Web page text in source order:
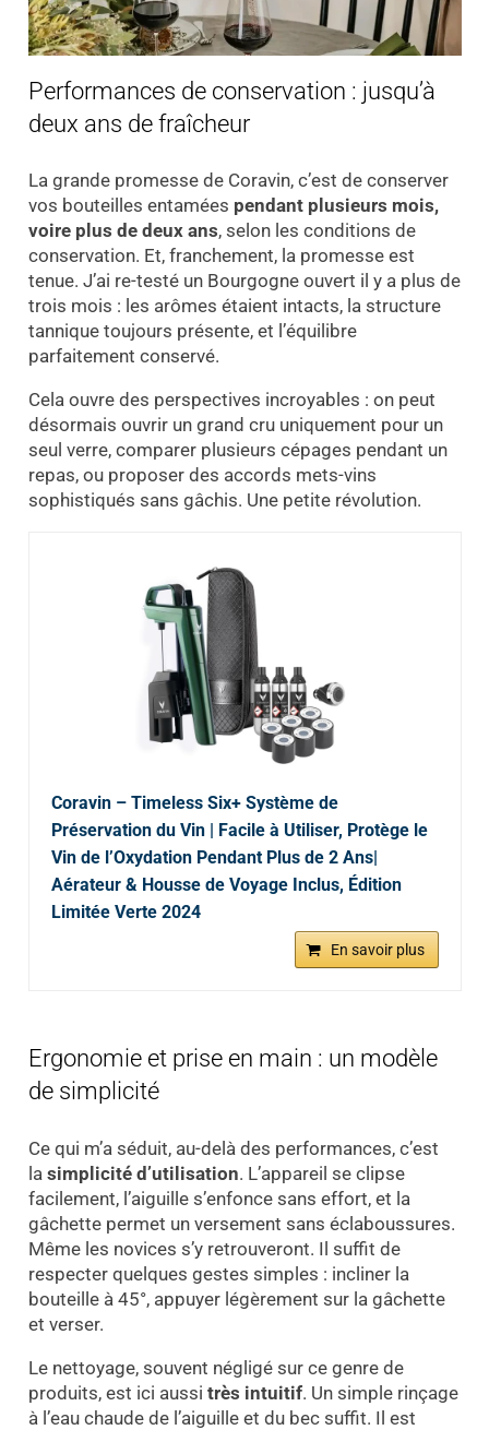
Performances de conservation : jusqu’à
deux ans de fraîcheur
La grande promesse de Coravin, c’est de conserver
vos bouteilles entamées pendant plusieurs mois,
voire plus de deux ans, selon les conditions de
conservation. Et, franchement, la promesse est
tenue. J’ai re-testé un Bourgogne ouvert il y a plus de
trois mois : les arômes étaient intacts, la structure
tannique toujours présente, et l’équilibre
parfaitement conservé.
Cela ouvre des perspectives incroyables : on peut
désormais ouvrir un grand cru uniquement pour un
seul verre, comparer plusieurs cépages pendant un
repas, ou proposer des accords mets-vins
sophistiqués sans gâchis. Une petite révolution.
Coravin – Timeless Six+ Système de
Préservation du Vin | Facile à Utiliser, Protège le
Vin de l’Oxydation Pendant Plus de 2 Ans|
Aérateur & Housse de Voyage Inclus, Édition
Limitée Verte 2024
En savoir plus
Ergonomie et prise en main : un modèle
de simplicité
Ce qui m’a séduit, au-delà des performances, c’est
la simplicité d’utilisation. L’appareil se clipse
facilement, l’aiguille s’enfonce sans effort, et la
gâchette permet un versement sans éclaboussures.
Même les novices s’y retrouveront. Il suffit de
respecter quelques gestes simples : incliner la
bouteille à 45°, appuyer légèrement sur la gâchette
et verser.
Le nettoyage, souvent négligé sur ce genre de
produits, est ici aussi très intuitif. Un simple rinçage
à l’eau chaude de l’aiguille et du bec suffit. Il est